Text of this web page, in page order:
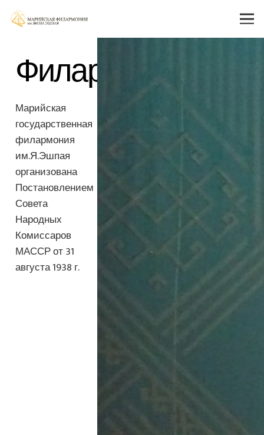
Филармония
Марийская
государственная
филармония
им.Я.Эшпая
организована
Постановлением
Совета
Народных
Комиссаров
МАССР от 31
августа 1938 г.